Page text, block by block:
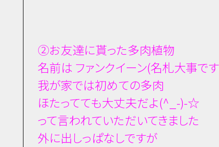
②お友達に貰った多肉植物
名前は ファンクイーン(名札大事で
我が家では初めての多肉
ほたってても大丈夫だよ(^_-)-☆
って言われていただいてきました
外に出しっぱなしですが